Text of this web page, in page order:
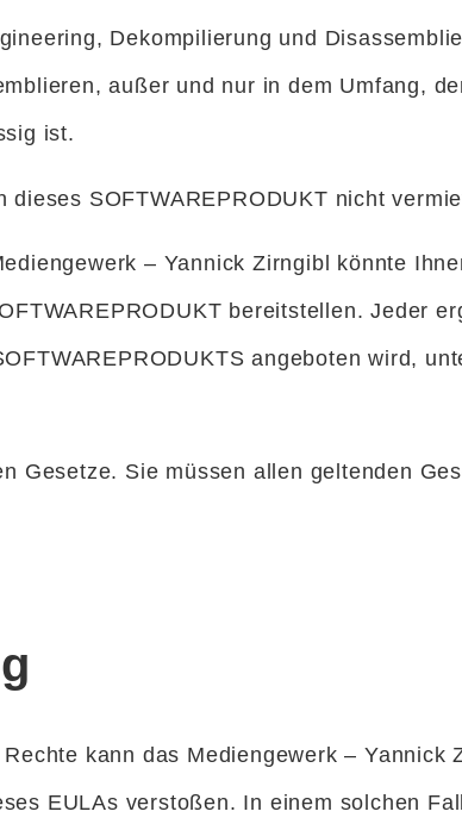
Dekompilierung und
außer und nur in dem Umfang,
ist.
dieses SOFTWAREPRODUKT nicht
– Yannick Zirngibl könnte
bereitstellen. Jeder
angeboten wird,
Gesetze. Sie müssen allen geltenden
kann das Mediengewerk –
EULAs verstoßen. In einem solchen